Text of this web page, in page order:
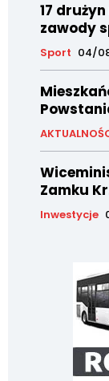
17
zawody
Sport 04/
Zamku
Inwestycje